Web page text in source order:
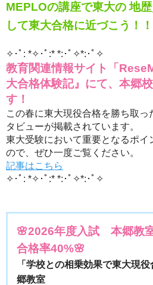
MEPLOの講座で東大の 地
して東大合格に近づこう！！
✧･ﾟ: *✧･ﾟ:* *:･ﾟ✧*:･ﾟ✧
教育関連情報サイト「
大合格体験記』にて、本郷
す！
この春に東大現役合格を勝ち取
タビューが掲載されています。
東大受験において重要となるポイ
ので、ぜひ一度ご覧ください。
記事はこちら
✧･ﾟ: *✧･ﾟ:* *:･ﾟ✧*:･ﾟ✧
🌸2026年度入試 本郷教
合格率40%🌸
「学校との相乗効果で東大現
郷教室